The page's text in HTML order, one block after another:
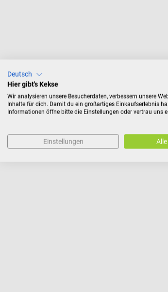
Deutsch
Hier gibt's Kekse
Wir analysieren unsere Besucherdaten, verbessern unsere
Inhalte für dich. Damit du ein großartiges Einkaufserlebnis
Informationen öffne bitte die Einstellungen oder vertrau uns
Einstellungen